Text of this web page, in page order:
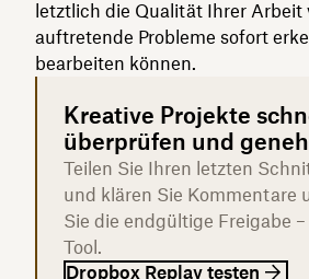
letztlich die Qualität Ihrer Arbeit
auftretende Probleme sofort
bearbeiten können.
Kreative Projekte
überprüfen und
Teilen Sie Ihren letzten
und klären Sie Kommentare
Sie die endgültige Freigabe
Tool.
Dropbox Replay testen